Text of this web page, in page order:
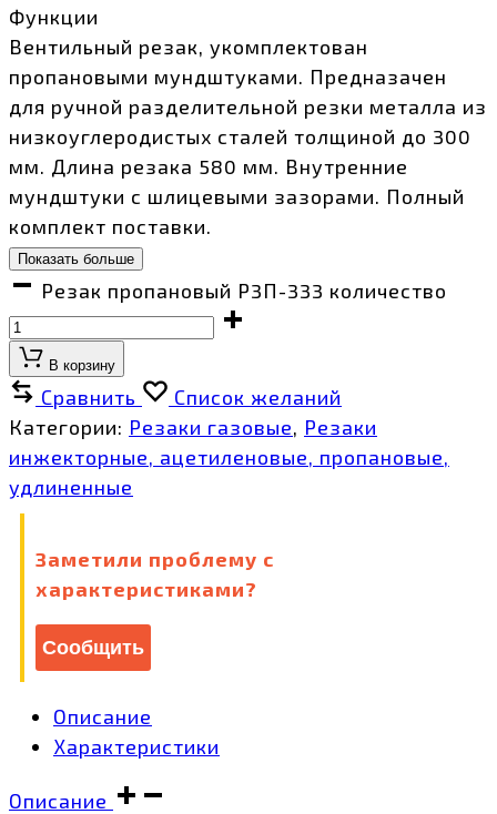
Функции
Вентильный резак, укомплектован
пропановыми мундштуками. Предназачен
для ручной разделительной резки металла из
низкоуглеродистых сталей толщиной до 300
мм. Длина резака 580 мм. Внутренние
мундштуки с шлицевыми зазорами. Полный
комплект поставки.
Показать больше
Резак пропановый Р3П-333 количество
В корзину
Сравнить
Список желаний
Категории: Резаки газовые, Резаки
инжекторные, ацетиленовые, пропановые,
удлиненные
Заметили проблему с
характеристиками?
Сообщить
Описание
Характеристики
Описание